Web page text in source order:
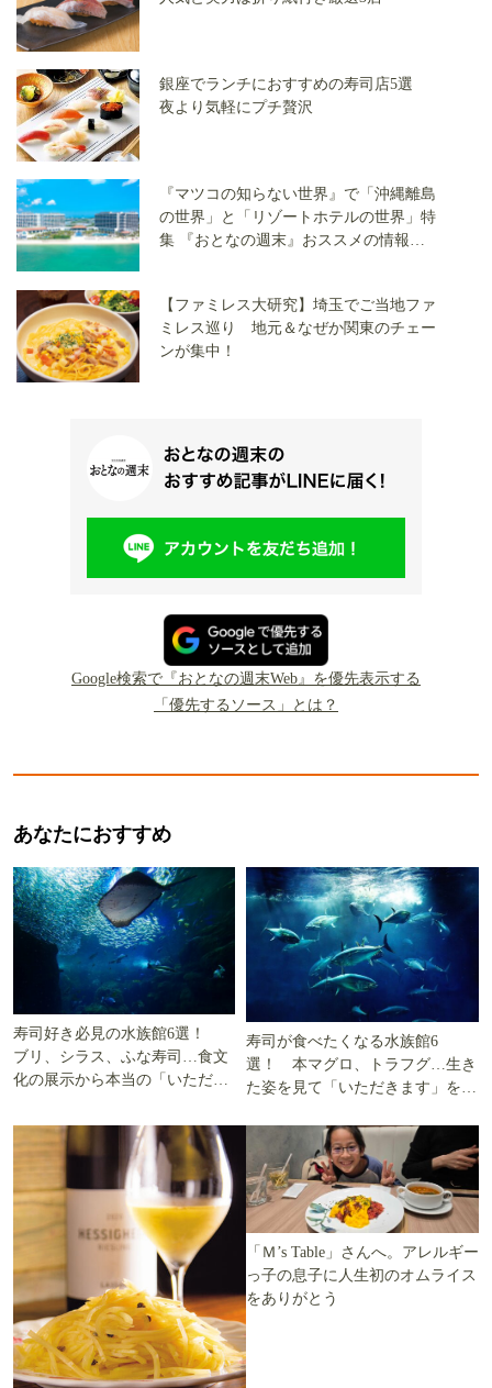
銀座でランチにおすすめの寿司店5選
夜より気軽にプチ贅沢
『マツコの知らない世界』で「沖縄離島
の世界」と「リゾートホテルの世界」特
集 『おとなの週末』おススメの情報を
【ファミレス大研究】埼玉でご当地ファ
ミレス巡り 地元＆なぜか関東のチェー
ンが集中！
Google検索で『おとなの週末Web』を優先表示する
「優先するソース」とは？
あなたにおすすめ
寿司好き必見の水族館6選！
ブリ、シラス、ふな寿司…食文
化の展示から本当の「いただき
寿司が食べたくなる水族館6
選！ 本マグロ、トラフグ…生き
た姿を見て「いただきます」を考
「Ｍ’s Table」さんへ。アレルギー
っ子の息子に人生初のオムライス
をありがとう